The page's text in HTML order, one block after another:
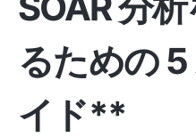
るための
イド**